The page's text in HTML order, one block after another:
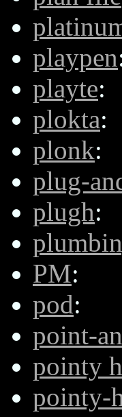
playpen
playte:
plokta:
plonk:
plug-
plugh:
PM:
pod:
point-
pointy
pointy-